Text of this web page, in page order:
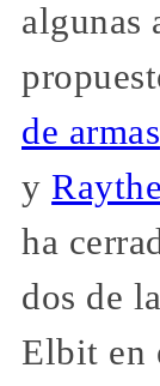
algunas
de armas
y
ha
dos de
Elbit en